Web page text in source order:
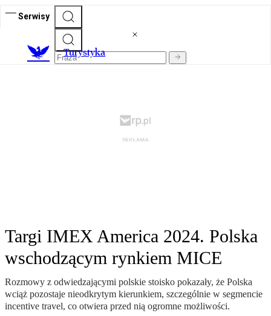
Serwisy
Turystyka
Targi IMEX America 2024. Polska
wschodzącym rynkiem MICE
Rozmowy z odwiedzającymi polskie stoisko pokazały, że Polska
wciąż pozostaje nieodkrytym kierunkiem, szczególnie w segmencie
incentive travel, co otwiera przed nią ogromne możliwości.